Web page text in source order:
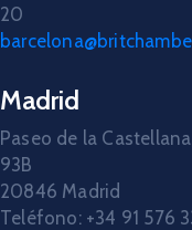
20
Madrid
Paseo de la Castellana,
93B
20846 Madrid
Teléfono: +34 91 576